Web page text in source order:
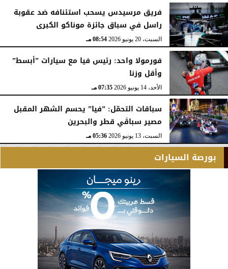
فريق مرسيدس يسحب استئنافه ضد عقوبة
راسل في سباق جائزة موناكو الكبرى
السبت، 20 يونيو 2026 08:54 مـ
فورمولا واحد: رئيس فيا مع سيارات ”أبسط”
وأقل وزنا
الأحد، 14 يونيو 2026 07:35 مـ
سباقات التحمّل: ”فيا” يحسم الشهر المقبل
مصير سباقَي قطر والبحرين
السبت، 13 يونيو 2026 05:36 مـ
بورصة السيارات